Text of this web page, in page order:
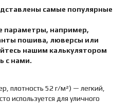
самые популярные
параметры, например,
пошива, люверсы или
нашим калькулятором
с нами.
плотность 52 г/м²) — легкий,
используется для уличного